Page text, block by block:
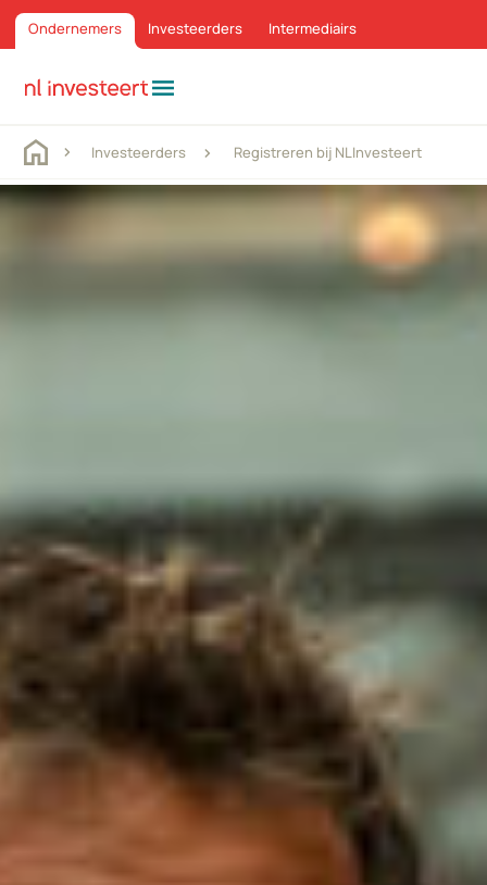
Ondernemers Investeerders Intermediairs
menu
Investeerders Registreren bij NLInvesteert